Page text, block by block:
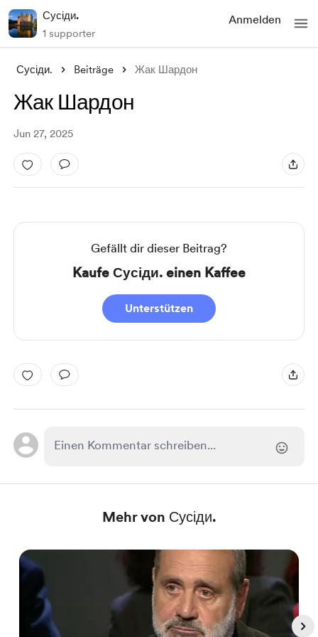
Сусіди.
1 supporter
Anmelden
Сусіди. Beiträge Жак Шардон
Жак Шардон
Jun 27, 2025
Gefällt dir dieser Beitrag?
Kaufe Сусіди. einen Kaffee
Unterstützen
Mehr von Сусіди.